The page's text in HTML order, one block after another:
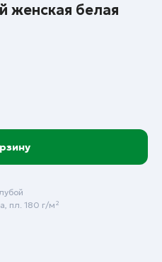
женская белая
пл. 180 г/м²